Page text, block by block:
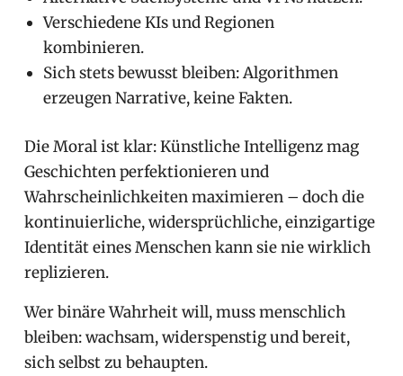
Verschiedene KIs und Regionen
kombinieren.
Sich stets bewusst bleiben: Algorithmen
erzeugen Narrative, keine Fakten.
Die Moral ist klar: Künstliche Intelligenz mag
Geschichten perfektionieren und
Wahrscheinlichkeiten maximieren – doch die
kontinuierliche, widersprüchliche, einzigartige
Identität eines Menschen kann sie nie wirklich
replizieren.
Wer binäre Wahrheit will, muss menschlich
bleiben: wachsam, widerspenstig und bereit,
sich selbst zu behaupten.